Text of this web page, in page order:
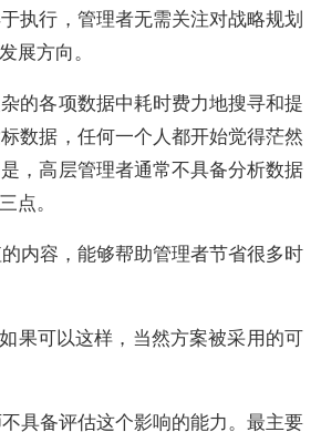
执行，管理者无需关注对战略规划
方向。
的各项数据中耗时费力地搜寻和提
数据，任何一个人都开始觉得茫然
，高层管理者通常不具备分析数据
。
内容，能够帮助管理者节省很多时
果可以这样，当然方案被采用的可
具备评估这个影响的能力。最主要